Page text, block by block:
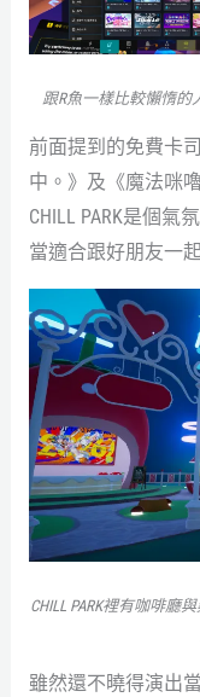
跟R魚一樣比較懶惰的
前面提到的免費卡
中。》及《魔法咪
CHILL PARK是個
當適合跟好朋友一
CHILL PARK裡有咖啡廳
雖然還不曉得演出